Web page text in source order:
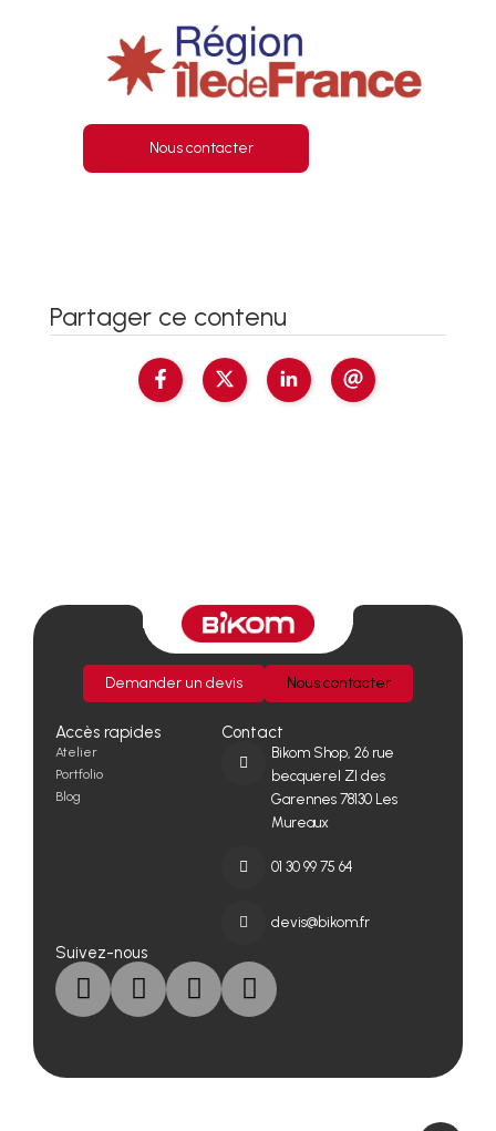
Nous contacter
Partager ce contenu
Demander un devis Nous contacter
Accès rapides
Atelier
Portfolio
Blog
Contact
Bikom Shop, 26 rue
becquerel ZI des
Garennes 78130 Les
Mureaux
01 30 99 75 64
devis@bikom.fr
Suivez-nous